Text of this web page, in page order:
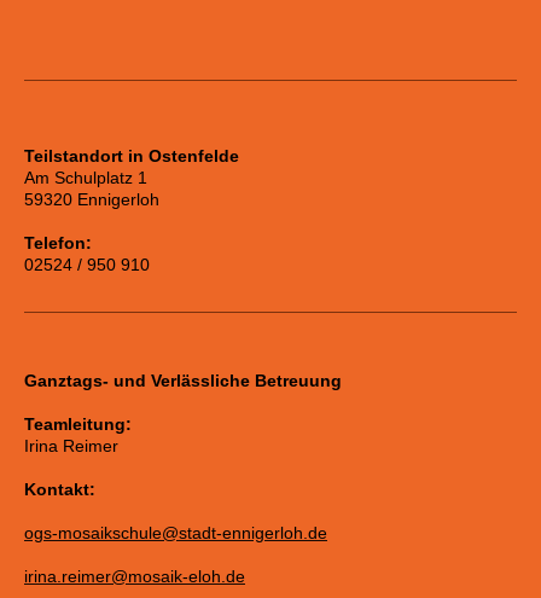
Teilstandort in Ostenfelde
Am Schulplatz 1
59320 Ennigerloh
Telefon:
02524 / 950 910
Ganztags- und Verlässliche Betreuung
Teamleitung:
Irina Reimer
Kontakt:
ogs-mosaikschule@stadt-ennigerloh.de
irina.reimer@mosaik-eloh.de